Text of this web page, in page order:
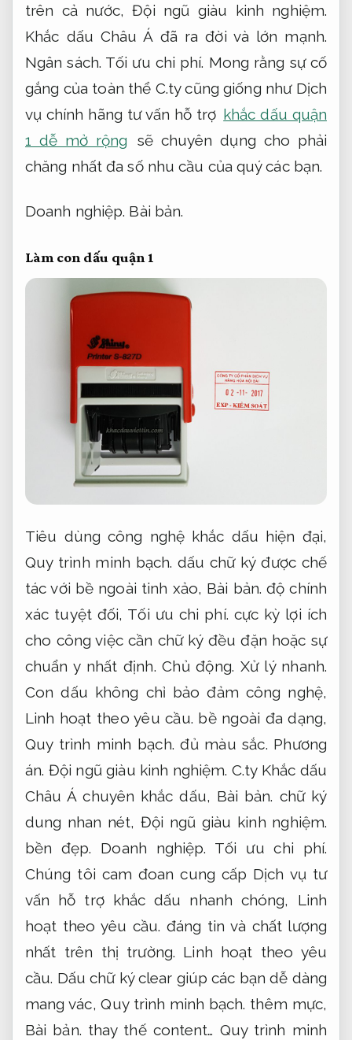
trên cả nước,Đội ngũ giàu kinh nghiệm.
Khắc dấu Châu Á đã ra đời và lớn mạnh.
Ngân sách. Tối ưu chi phí. Mong rằng sự cố
gắng của toàn thể C.ty cũng giống như Dịch
vụ chính hãng tư vấn hỗ trợ khắc dấu quận
1 dễ mở rộng
sẽ chuyên dụng cho phải
chăng nhất đa số nhu cầu của quý các bạn.
Doanh nghiệp. Bài bản.
Làm con dấu quận 1
Tiêu dùng công nghệ khắc dấu hiện đại,
Quy trình minh bạch. dấu chữ ký được chế
tác với bề ngoài tinh xảo, Bài bản. độ chính
xác tuyệt đối, Tối ưu chi phí. cực kỳ lợi ích
cho công việc cần chữ ký đều đặn hoặc sự
chuẩn y nhất định.Chủ động. Xử lý nhanh.
Con dấu không chỉ bảo đảm công nghệ,
Linh hoạt theo yêu cầu. bề ngoài đa dạng,
Quy trình minh bạch. đủ màu sắc. Phương
án. Đội ngũ giàu kinh nghiệm. C.ty Khắc dấu
Châu Á chuyên khắc dấu, Bài bản. chữ ký
dung nhan nét,Đội ngũ giàu kinh nghiệm.
bền đẹp. Doanh nghiệp. Tối ưu chi phí.
Chúng tôi cam đoan cung cấp Dịch vụ tư
vấn hỗ trợ khắc dấu nhanh chóng, Linh
hoạt theo yêu cầu. đáng tin và chất lượng
nhất trên thị trường. Linh hoạt theo yêu
cầu. Dấu chữ ký clear giúp các bạn dễ dàng
mang vác,Quy trình minh bạch. thêm mực,
Bài bản. thay thế content… Quy trình minh